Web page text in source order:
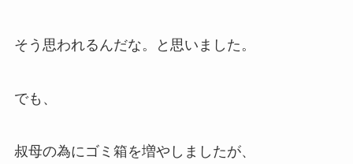
そう思われるんだな。と思いました。
でも、
叔母の為にゴミ箱を増やしましたが、